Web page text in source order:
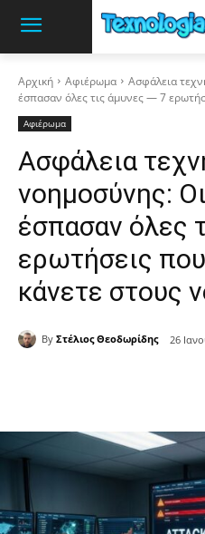
Αρχική Αφιέρωμα
Ασφάλεια
έσπασαν όλες τις άμυνες — 7
Αφιέρωμα
Ασφάλεια
νοημοσύνης:
έσπασαν όλες
ερωτήσεις
κάνετε στους
By Στέλιος Θεοδωρίδης 26